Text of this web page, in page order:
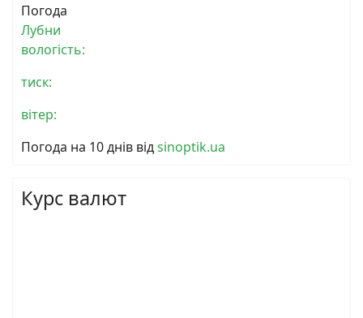
Погода
Лубни
вологість:
тиск:
вітер:
Погода на 10 днів відsinoptik.ua
Курс валют